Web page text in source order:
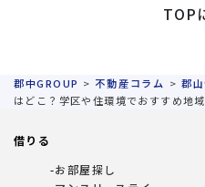
TOP
郡中GROUP > 不動産コラム > 郡
はどこ？学区や住環境でおすすめ地
借りる
お部屋探し